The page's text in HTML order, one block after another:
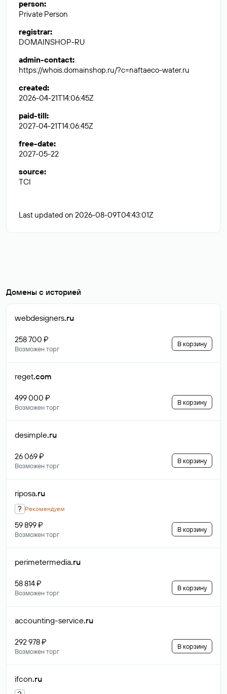
person:
Private Person
registrar:
DOMAINSHOP-RU
admin-contact:
https://whois.domainshop.ru/?c=naftaeco-water.ru
created:
2026-04-21T14:06:45Z
paid-till:
2027-04-21T14:06:45Z
free-date:
2027-05-22
source:
TCI
Last updated on 2026-08-09T04:43:01Z
Домены с историей
webdesigners.ru
258 700 ₽
Возможен торг
В корзину
reget.com
499 000 ₽
Возможен торг
В корзину
desimple.ru
26 069 ₽
Возможен торг
В корзину
riposa.ru
? Рекомендуем
59 899 ₽
Возможен торг
В корзину
perimetermedia.ru
58 814 ₽
Возможен торг
В корзину
accounting-service.ru
292 978 ₽
Возможен торг
В корзину
ifcon.ru